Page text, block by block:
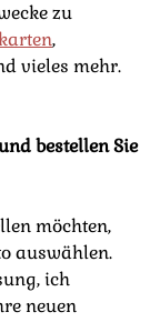
zu
,
vieles mehr.
bestellen Sie
möchten,
auswählen.
ich
neuen